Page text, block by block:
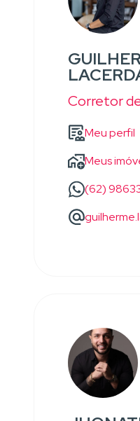
Corretor
Meu perfil
Meus
(62)